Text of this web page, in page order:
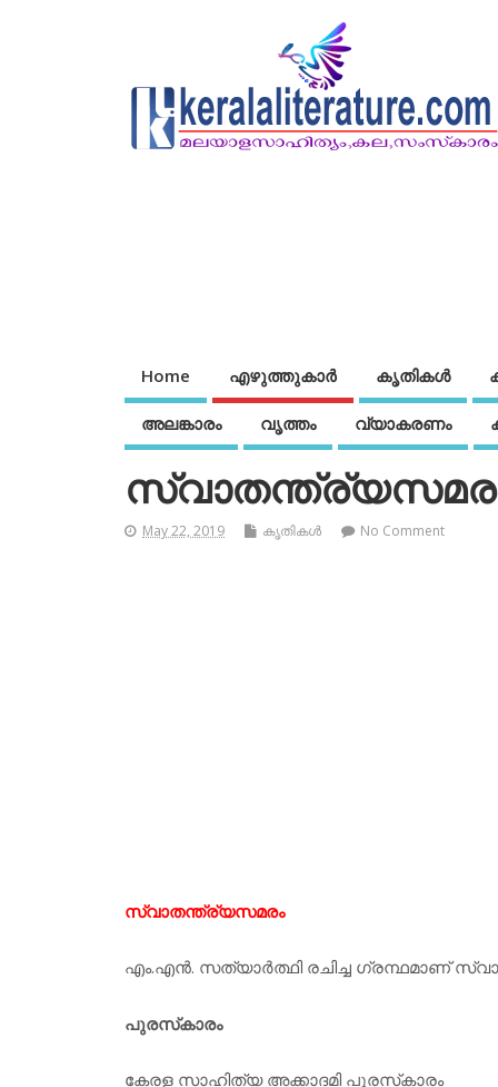
Home എഴുത്തുകാര്‍ കൃതികൾ
അലങ്കാരം വൃത്തം വ്യാകരണം
May 22, 2019 കൃതികള്‍ No Comment
സ്വാതന്ത്ര്യസമരം
എം.എന്‍. സത്യാര്‍ത്ഥി രചിച്ച ഗ്രന്ഥമാണ്
പുരസ്‌കാരം
കേരള സാഹിത്യ അക്കാദമി പുരസ്‌കാരം